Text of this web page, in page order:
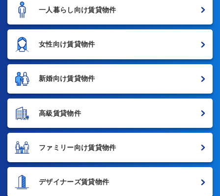
一人暮らし向け賃貸物件
女性向け賃貸物件
新婚向け賃貸物件
高級賃貸物件
ファミリー向け賃貸物件
デザイナーズ賃貸物件